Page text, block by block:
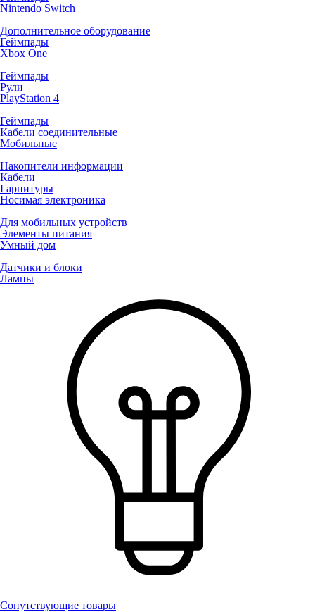
Nintendo Switch
Дополнительное оборудование
Геймпады
Xbox One
Геймпады
Рули
PlayStation 4
Геймпады
Кабели соединительные
Мобильные
Накопители информации
Кабели
Гарнитуры
Носимая электроника
Для мобильных устройств
Элементы питания
Умный дом
Датчики и блоки
Лампы
Сопутствующие товары